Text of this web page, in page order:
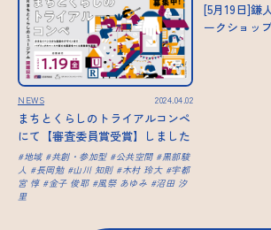
[5月19日]鎌
ークショッ
NEWS 2024.04.02
まちとくらしのトライアルコンペ
にて【審査委員賞受賞】しました
地域 共創・参加型 公共空間
黒部駿
人
長岡勉 山川 知則 木村 玲大
宇都
宮 惇
金子 俊耶 風祭 あゆみ
沼田 汐
里